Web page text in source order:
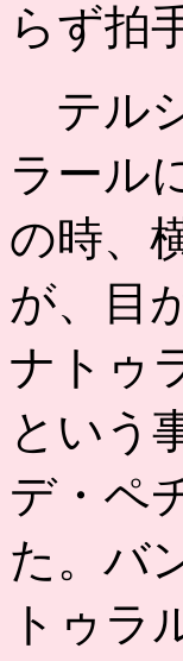
らず拍
テル
ラール
の時、
が、目
ナトゥ
という
デ・ペ
た。バ
トゥラ